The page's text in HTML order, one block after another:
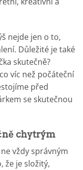
nejde jen o to,
Důležité je také
skutečně?
víc než počáteční
před
se skutečnou
chytrým
vždy správným
že je složitý,